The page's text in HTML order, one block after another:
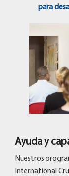
para
Ayuda y
Nuestros
International